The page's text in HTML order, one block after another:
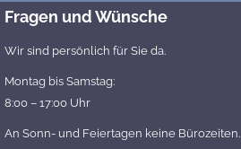
Fragen und Wünsche
Wir sind persönlich für Sie da.
Montag bis Samstag:
8:00 – 17:00 Uhr
An Sonn- und Feiertagen keine Bürozeiten.